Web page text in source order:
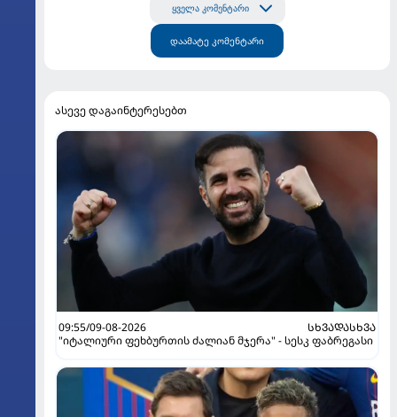
ყველა კომენტარი
დაამატე კომენტარი
ასევე დაგაინტერესებთ
09:55/09-08-2026
ᲡᲮᲕᲐᲓᲐᲡᲮᲕᲐ
"იტალიური ფეხბურთის ძალიან მჯერა" - სესკ ფაბრეგასი